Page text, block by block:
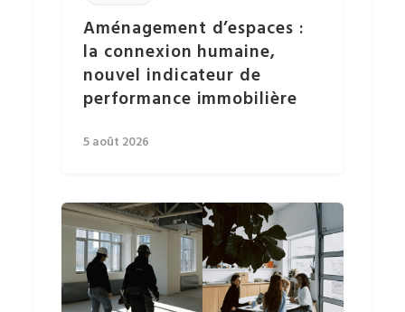
Aménagement d’espaces :
la connexion humaine,
nouvel indicateur de
performance immobilière
5 août 2026